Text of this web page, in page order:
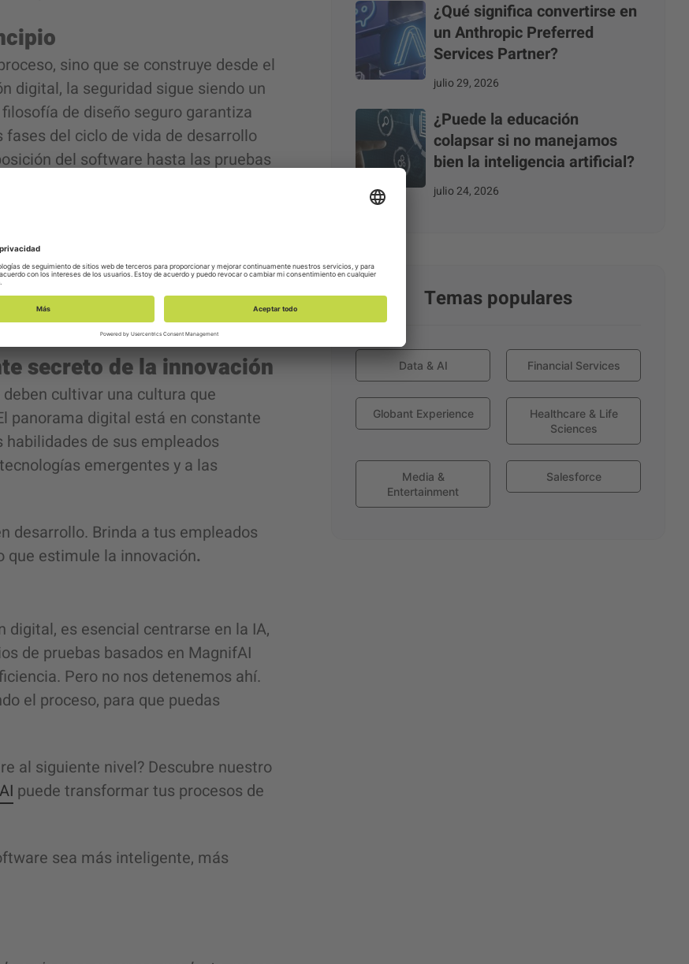
sino que se construye desde el
digital, la seguridad sigue siendo un
de diseño seguro garantiza
del ciclo de vida de desarrollo
del software hasta las pruebas
proactivamente los riesgos
los intereses de nuestros
seguridad. Incorpora la seguridad
tu empresa: tus datos. Siendo
tus clientes.
secreto de la innovación
cultivar una cultura que
panorama digital está en constante
de sus empleados
emergentes y a las
desarrollo. Brinda a tus empleados
que estimule la innovación.
es esencial centrarse en la IA,
de pruebas basados en MagnifAI
Pero no nos detenemos ahí.
el proceso, para que puedas
al siguiente nivel? Descubre nuestro
puede transformar tus procesos de
sea más inteligente, más
¿Qué significa convertirse en
un Anthropic Preferred
Services Partner?
julio 29, 2026
¿Puede la educación
colapsar si no manejamos
bien la inteligencia artificial?
julio 24, 2026
Temas populares
Data & AI Financial Services
Globant Experience
Healthcare & Life
Sciences
Media &
Entertainment
Salesforce